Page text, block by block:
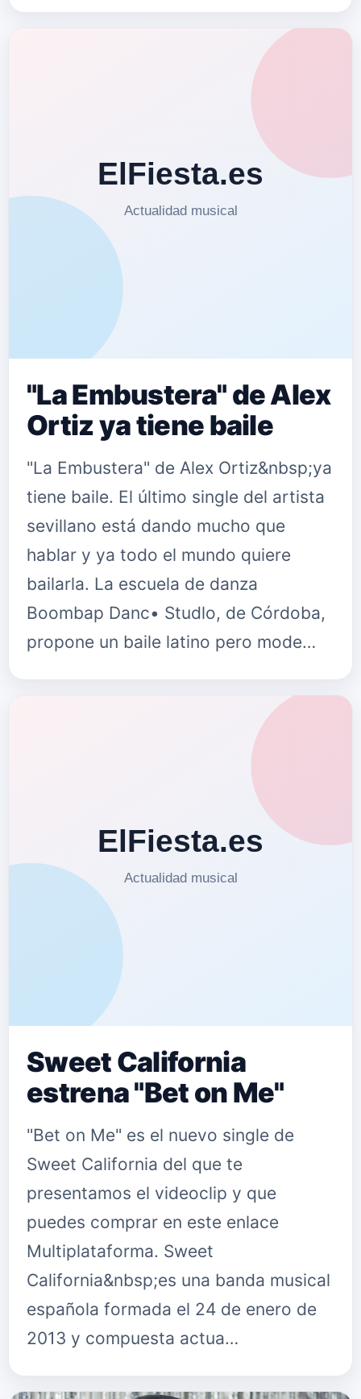
"La Embustera" de Alex
Ortiz ya tiene baile
"La Embustera" de Alex Ortiz&nbsp;ya
tiene baile. El último single del artista
sevillano está dando mucho que
hablar y ya todo el mundo quiere
bailarla. La escuela de danza
Boombap Danc• Studlo, de Córdoba,
propone un baile latino pero mode…
Sweet California
estrena "Bet on Me"
"Bet on Me" es el nuevo single de
Sweet California del que te
presentamos el videoclip y que
puedes comprar en este enlace
Multiplataforma. Sweet
California&nbsp;es una banda musical
española formada el 24 de enero de
2013 y compuesta actua…